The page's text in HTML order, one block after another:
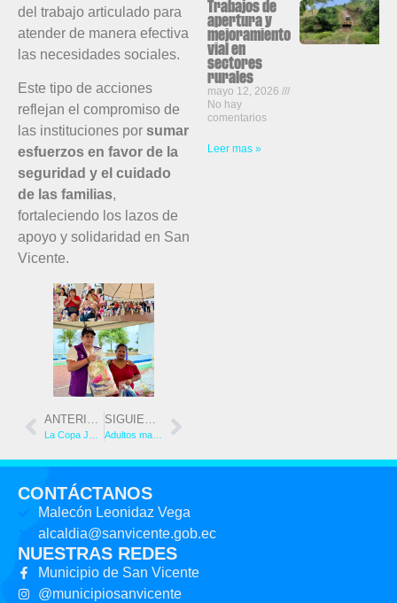
del trabajo articulado para
atender de manera efectiva
las necesidades sociales.
Este tipo de acciones
reflejan el compromiso de
las instituciones por sumar
esfuerzos en favor de la
seguridad y el cuidado
de las familias,
fortaleciendo los lazos de
apoyo y solidaridad en San
Vicente.
ANTERIOR
La Copa Joel Loor arrancó con fuerza en el estadio Rancho Rojo
SIGUIENTE
Adultos mayores brillan en las Olimpiadas del Centro Gerontológico de San Vicente
Trabajos de
apertura y
mejoramiento
vial en
sectores
rurales
mayo 12, 2026
No hay
comentarios
Leer mas »
CONTÁCTANOS
Malecón Leonidaz Vega
alcaldia@sanvicente.gob.ec
NUESTRAS REDES
Municipio de San Vicente
@municipiosanvicente